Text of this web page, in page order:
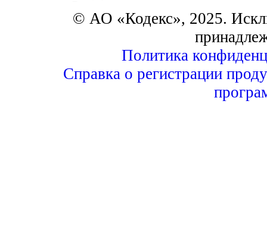
© АО «Кодекс», 2025.
Политика
Справка о регистрации